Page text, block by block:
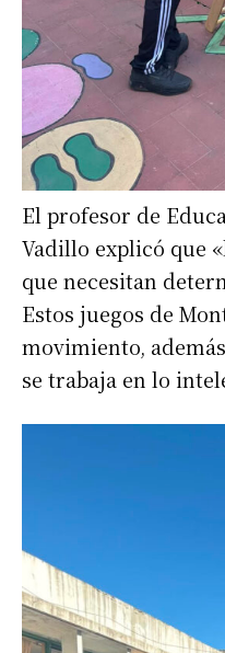
El profesor de
Vadillo explicó que
que necesitan
Estos juegos de
movimiento,
se trabaja en lo